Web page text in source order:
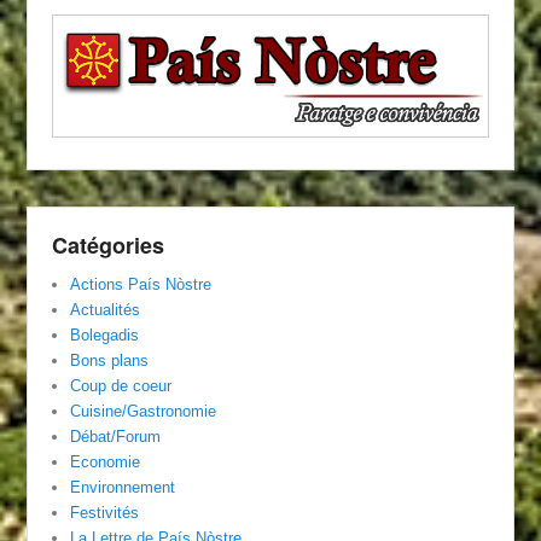
Catégories
Actions País Nòstre
Actualités
Bolegadis
Bons plans
Coup de coeur
Cuisine/Gastronomie
Débat/Forum
Economie
Environnement
Festivités